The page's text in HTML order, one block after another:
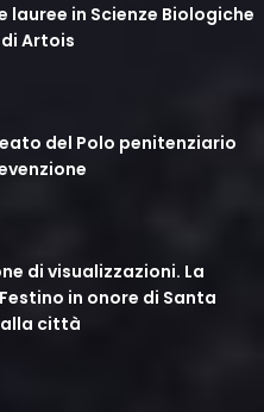
lauree in Scienze Biologiche
Artois
del Polo penitenziario
di visualizzazioni. La
in onore di Santa
alla città